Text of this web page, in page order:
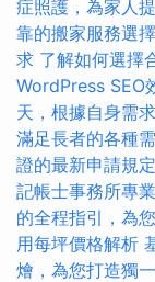
症照護，為家人
靠的搬家服務選擇
求 了解如何選擇
WordPress SEO
天，根據自身需
滿足長者的各種
證的最新申請規定
記帳士事務所專
的全程指引，為
用每坪價格解析
燴，為您打造獨